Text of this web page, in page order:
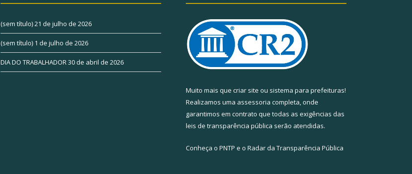
(sem título)21 de julho de 2026
(sem título) 1 de julho de 2026
DIA DO TRABALHADOR30 de abril de 2026
Muito mais que criar site ou sistema para prefeituras!
Realizamos uma assessoria completa, onde
garantimos em contrato que todas as exigências das
leis de transparência pública serão atendidas.
Conheça o PNTP e o Radar da Transparência Pública